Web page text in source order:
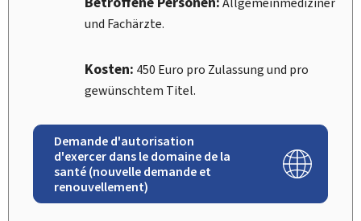
und Fachärzte.
Kosten: 450 Euro pro Zulassung und pro
gewünschtem Titel.
Demande d'autorisation
d'exercer dans le domaine de la
santé (nouvelle demande et
renouvellement)